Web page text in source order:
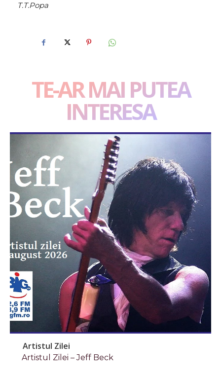
T.T.Popa
TE-AR MAI PUTEA
INTERESA
Artistul Zilei
Artistul Zilei – Jeff Beck